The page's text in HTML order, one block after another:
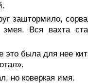
заштормило,
Вся вахта
это была для нее
но коверкая имя.